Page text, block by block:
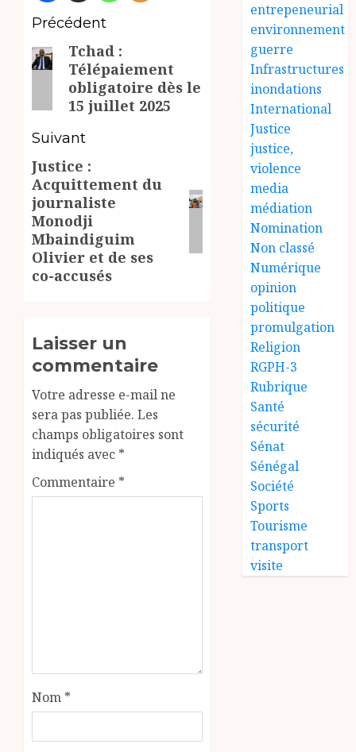
Navigation
d’article
Précédent
Article
précédent:
Tchad :
Télépaiement
obligatoire dès le
15 juillet 2025
Suivant
Article
suivant:
Justice :
Acquittement du
journaliste
Monodji
Mbaindiguim
Olivier et de ses
co-accusés
Laisser un
commentaire
Votre adresse e-mail ne
sera pas publiée. Les
champs obligatoires sont
indiqués avec *
Commentaire *
Nom *
entrepeneurial
environnement
guerre
Infrastructures
inondations
International
Justice
justice,
violence
media
médiation
Nomination
Non classé
Numérique
opinion
politique
promulgation
Religion
RGPH-3
Rubrique
Santé
sécurité
Sénat
Sénégal
Société
Sports
Tourisme
transport
visite